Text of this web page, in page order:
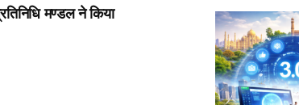
मण्डल ने किया